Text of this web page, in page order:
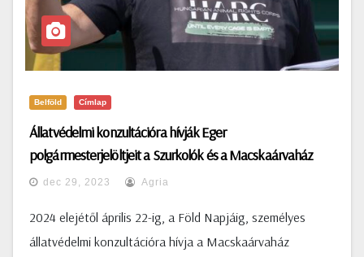
Belföld Címlap
Állatvédelmi konzultációra hívják Eger
polgármesterjelöltjeit a Szurkolók és a Macskaárvaház
dec 29, 2023 Agria
2024 elejétől április 22-ig, a Föld Napjáig, személyes
állatvédelmi konzultációra hívja a Macskaárvaház